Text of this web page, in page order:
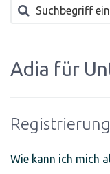
Adia für
Wie kann ich mich